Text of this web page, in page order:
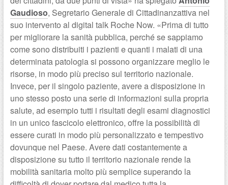
Gaudioso, Segretario Generale di Cittadinanzattiva nel
suo intervento al digital talk Roche Now. «Prima di tutto
per migliorare la sanità pubblica, perché se sappiamo
come sono distribuiti i pazienti e quanti i malati di una
determinata patologia si possono organizzare meglio le
risorse, in modo più preciso sul territorio nazionale.
Invece, per il singolo paziente, avere a disposizione in
uno stesso posto una serie di informazioni sulla propria
salute, ad esempio tutti i risultati degli esami diagnostici
in un unico fascicolo elettronico, offre la possibilità di
essere curati in modo più personalizzato e tempestivo
dovunque nel Paese. Avere dati costantemente a
disposizione su tutto il territorio nazionale rende la
mobilità sanitaria molto più semplice superando la